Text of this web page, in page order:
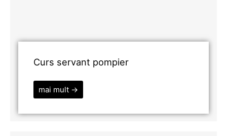
Curs servant pompier
mai mult →